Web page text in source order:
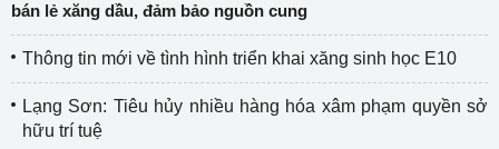
bán lẻ xăng dầu, đảm bảo nguồn cung
Thông tin mới về tình hình triển khai xăng sinh học E10
Lạng Sơn: Tiêu hủy nhiều hàng hóa xâm phạm quyền sở
hữu trí tuệ